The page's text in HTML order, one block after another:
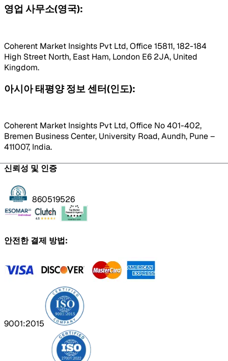
영업 사무소(영국):
Coherent Market Insights Pvt Ltd, Office 15811, 182-184
High Street North, East Ham, London E6 2JA, United
Kingdom.
아시아 태평양 정보 센터(인도):
Coherent Market Insights Pvt Ltd, Office No 401-402,
Bremen Business Center, University Road, Aundh, Pune –
411007, India.
신뢰성 및 인증
860519526
안전한 결제 방법:
9001:2015